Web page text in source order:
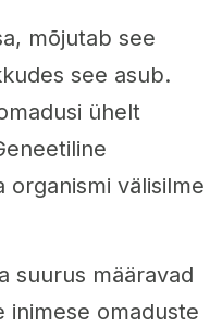
mõjutab see
see asub.
ühelt
organismi välisilme
suurus määravad
inimese omaduste